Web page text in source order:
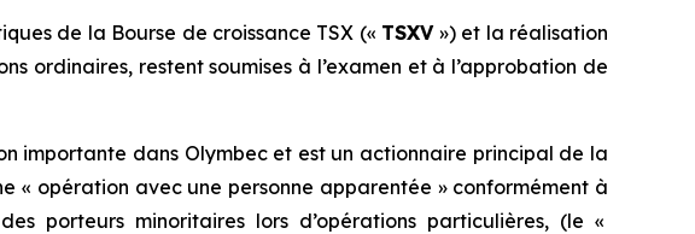
de la Bourse de croissance TSX (« TSXV») et la réalisation
ordinaires, restent soumises à l’examen et à l’approbation de
importante dans Olymbec et est un actionnaire principal de la
« opération avec une personne apparentée » conformément à
porteurs minoritaires lors d’opérations particulières, (le «